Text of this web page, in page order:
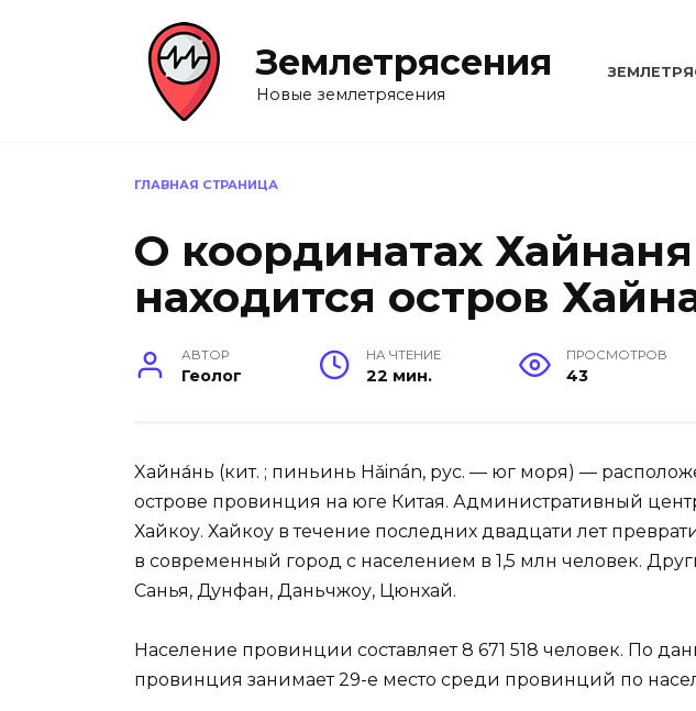
Землетрясения
Новые землетрясения
ГЛАВНАЯ СТРАНИЦА
О координатах
находится остров
АВТОР
Геолог
НА ЧТЕНИЕ
22 мин.
ПРОСМОТРОВ
43
Xайна́нь (кит. ; пиньинь Hǎinán, рус. — юг моря) —
острове провинция на юге Китая. Административный
Хайкоу. Хайкоу в течение последних двадцати лет
в современный город с населением в 1,5 млн человек.
Санья, Дунфан, Даньчжоу, Цюнхай.
Население провинции составляет 8 671 518 человек. По
провинция занимает 29-е место среди провинций по